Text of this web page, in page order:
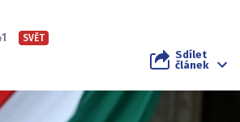
SVĚT
Sdílet
článek